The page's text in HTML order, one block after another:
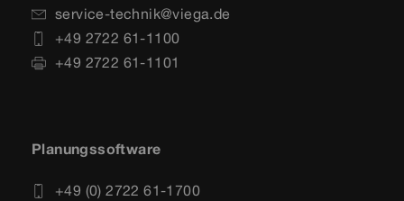
service-technik@viega.de
+49 2722 61-1100
+49 2722 61-1101
Planungssoftware
+49 (0) 2722 61-1700